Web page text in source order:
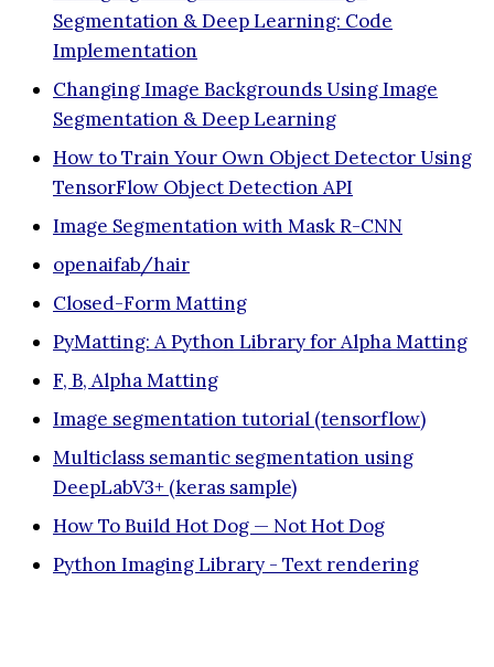
Segmentation & Deep Learning: Code
Implementation
Changing Image Backgrounds Using Image
Segmentation & Deep Learning
How to Train Your Own Object Detector Using
TensorFlow Object Detection API
Image Segmentation with Mask R-CNN
openaifab/hair
Closed-Form Matting
PyMatting: A Python Library for Alpha Matting
F, B, Alpha Matting
Image segmentation tutorial (tensorflow)
Multiclass semantic segmentation using
DeepLabV3+ (keras sample)
How To Build Hot Dog — Not Hot Dog
Python Imaging Library - Text rendering